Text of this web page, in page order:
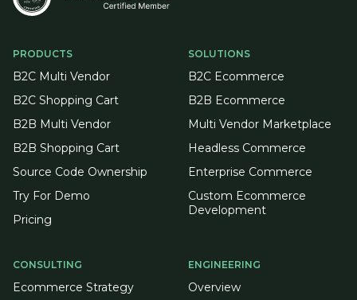
PRODUCTS
B2C Multi Vendor
B2C Shopping Cart
B2B Multi Vendor
B2B Shopping Cart
Source Code Ownership
Try For Demo
Pricing
SOLUTIONS
B2C Ecommerce
B2B Ecommerce
Multi Vendor Marketplace
Headless Commerce
Enterprise Commerce
Custom Ecommerce
Development
CONSULTING
Ecommerce Strategy
ENGINEERING
Overview